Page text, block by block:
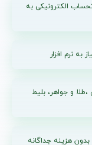
الکترونیکی به
به نرم افزار
و جواهر، بلیط
هزینه جداگانه